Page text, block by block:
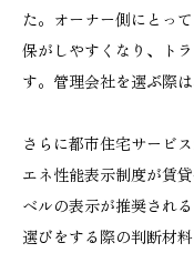
た。オーナー側にとっ
保がしやすくなり、ト
す。管理会社を選ぶ際
さらに都市住宅サービ
エネ性能表示制度が賃
ベルの表示が推奨され
選びをする際の判断材